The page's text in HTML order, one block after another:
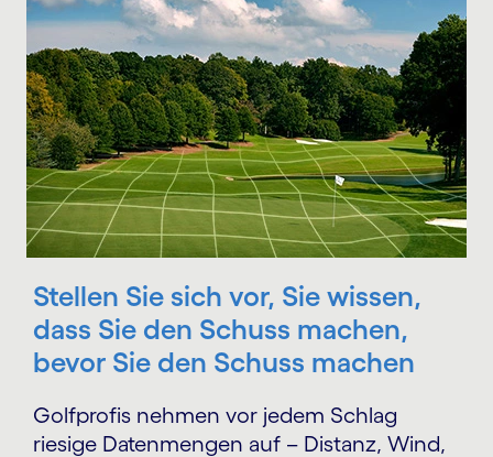
Stellen Sie sich vor, Sie wissen,
dass Sie den Schuss machen,
bevor Sie den Schuss machen
Golfprofis nehmen vor jedem Schlag
riesige Datenmengen auf – Distanz, Wind,